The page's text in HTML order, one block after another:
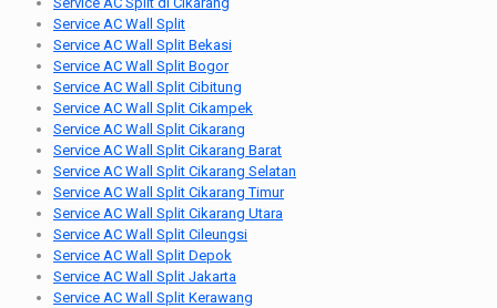
Service AC Wall Split
Service AC Wall Split Bekasi
Service AC Wall Split Bogor
Service AC Wall Split Cibitung
Service AC Wall Split Cikampek
Service AC Wall Split Cikarang
Service AC Wall Split Cikarang Barat
Service AC Wall Split Cikarang Selatan
Service AC Wall Split Cikarang Timur
Service AC Wall Split Cikarang Utara
Service AC Wall Split Cileungsi
Service AC Wall Split Depok
Service AC Wall Split Jakarta
Service AC Wall Split Kerawang